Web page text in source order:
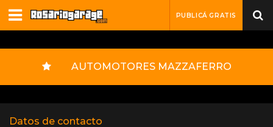
PUBLICÁ GRATIS
AUTOMOTORES MAZZAFERRO
Datos de contacto